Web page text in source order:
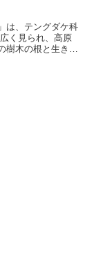
は、テングダケ科
く見られ、高原
木の根と生きる